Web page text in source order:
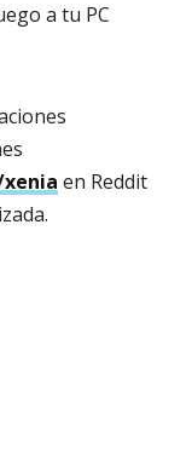
a tu PC
en Reddit